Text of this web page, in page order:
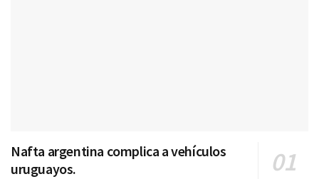
Nafta argentina complica a vehículos
uruguayos.